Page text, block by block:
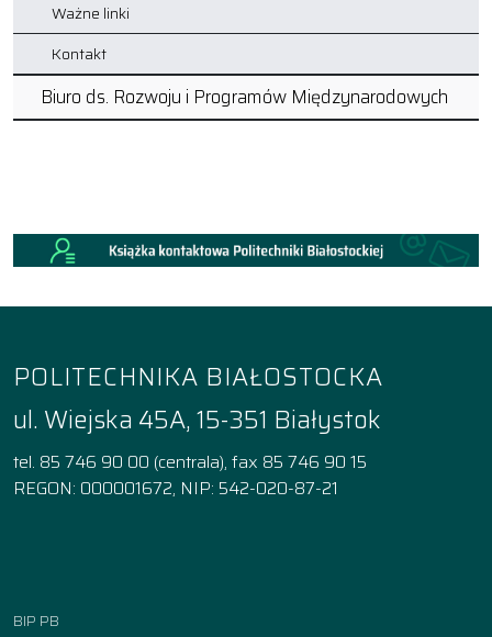
Ważne linki
Kontakt
Biuro ds. Rozwoju i Programów Międzynarodowych
POLITECHNIKA BIAŁOSTOCKA
ul. Wiejska 45A, 15-351 Białystok
tel. 85 746 90 00 (centrala), fax 85 746 90 15
REGON: 000001672, NIP: 542-020-87-21
BIP PB